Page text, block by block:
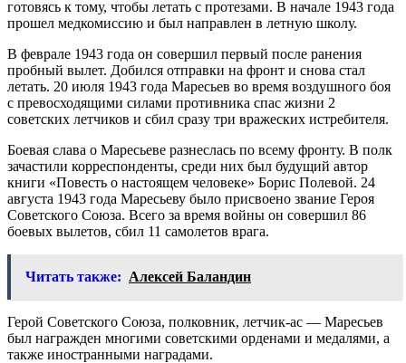
готовясь к тому, чтобы летать с протезами. В начале 1943 года
прошел медкомиссию и был направлен в летную школу.
В феврале 1943 года он совершил первый после ранения
пробный вылет. Добился отправки на фронт и снова стал
летать. 20 июля 1943 года Маресьев во время воздушного боя
с превосходящими силами противника спас жизни 2
советских летчиков и сбил сразу три вражеских истребителя.
Боевая слава о Маресьеве разнеслась по всему фронту. В полк
зачастили корреспонденты, среди них был будущий автор
книги «Повесть о настоящем человеке» Борис Полевой. 24
августа 1943 года Маресьеву было присвоено звание Героя
Советского Союза. Всего за время войны он совершил 86
боевых вылетов, сбил 11 самолетов врага.
Читать также: Алексей Баландин
Герой Советского Союза, полковник, летчик-ас — Маресьев
был награжден многими советскими орденами и медалями, а
также иностранными наградами.